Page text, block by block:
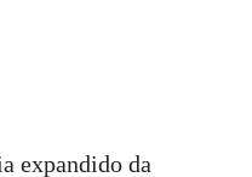
expandido da